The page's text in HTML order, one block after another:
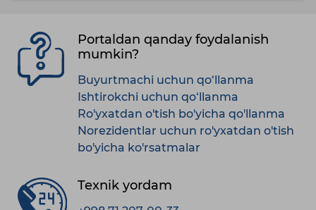
Portaldan qanday foydalanish
mumkin?
Buyurtmachi uchun qo‘llanma
Ishtirokchi uchun qo‘llanma
Ro'yxatdan o'tish bo'yicha qo'llanma
Norezidentlar uchun ro'yxatdan o'tish
bo'yicha ko'rsatmalar
Texnik yordam